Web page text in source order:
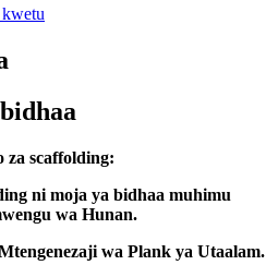
kwetu
za scaffolding:
ni moja ya bidhaa muhimu
wa Hunan.
wa Plank ya Utaalam.